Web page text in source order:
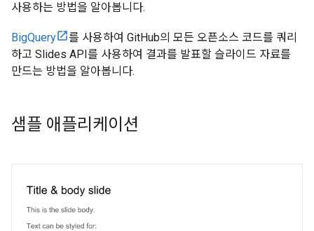
사용하는 방법을 알아봅니다.
BigQuery
를 사용하여 GitHub의 모든 오픈소스 코드를 쿼리
하고 Slides API를 사용하여 결과를 발표할 슬라이드 자료를
만드는 방법을 알아봅니다.
샘플 애플리케이션